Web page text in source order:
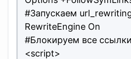
#Запускаем
RewriteEngine On
#Блокируем все
<script>